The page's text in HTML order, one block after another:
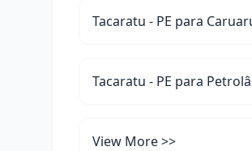
Tacaratu - PE para
Tacaratu - PE para
View More >>